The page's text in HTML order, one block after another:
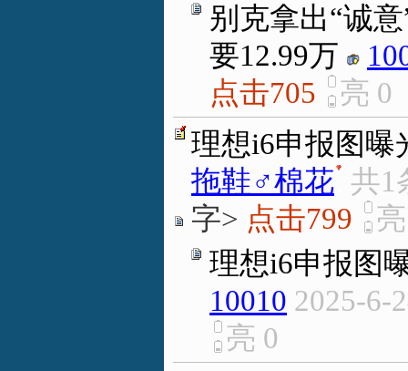
别克拿出“诚
要12.99万
点击705
亮 0
理想i6申报图曝
拖鞋♂棉花. 共1
字> 点击799
理想i6申报图
10010 2025-6-
亮 0